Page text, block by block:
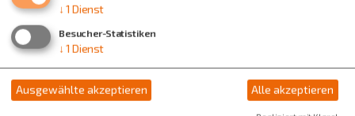
↓ 1 Dienst
Besucher-Statistiken
↓ 1 Dienst
Ausgewählte akzeptieren Alle akzeptieren